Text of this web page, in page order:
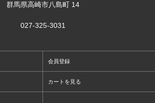
群馬県高崎市八島町 14
027-325-3031
会員登録
カートを見る